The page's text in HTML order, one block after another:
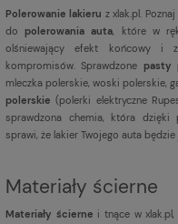
Polerowanie lakieru z xlak.pl.
dopolerowania auta , które w
olśniewający efekt końcowy i
kompromisów. Sprawdzone pasty
mleczka polerskie, woski polerskie,
polerskie (polerki elektryczne
sprawdzona chemia, która dzięki
sprawi, że lakier Twojego auta będzie
Materiały ścierne
Materiały ścierne i tnące w